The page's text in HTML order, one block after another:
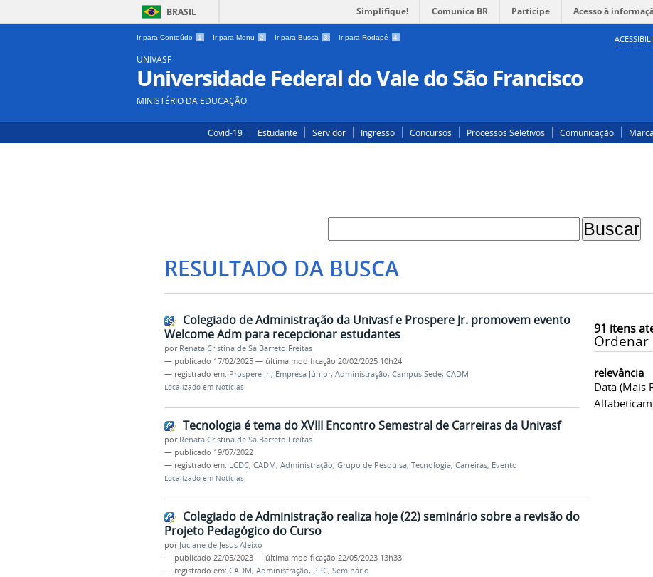
BRASIL Simplifique! Comunica BR Participe Acesso à
Ir para Conteúdo 1 Ir para Menu 2 Ir para Busca 3 Ir para Rodapé 4
UNIVASF
Universidade Federal do Vale do São Francisco
MINISTÉRIO DA EDUCAÇÃO
Covid-19 Estudante Servidor Ingresso Concursos Processos Seletivos Comunicação
RESULTADO DA BUSCA
91 itens
Ordenar
relevância
Data (mais
Colegiado de Administração da Univasf e Prospere Jr. promovem evento
Welcome Adm para recepcionar estudantes
por Renata Cristina de Sá Barreto Freitas
— publicado 17/02/2025 — última modificação 20/02/2025 10h24
— registrado em: Prospere Jr., Empresa Júnior, Administração, Campus Sede, CADM
Localizado em Notícias
Tecnologia é tema do XVIII Encontro Semestral de Carreiras da Univasf
por Renata Cristina de Sá Barreto Freitas
— publicado 19/07/2022
— registrado em: LCDC, CADM, Administração, Grupo de Pesquisa, Tecnologia, Carreiras, Evento
Localizado em Notícias
Colegiado de Administração realiza hoje (22) seminário sobre a revisão do
Projeto Pedagógico do Curso
por Juciane de Jesus Aleixo
— publicado 22/05/2023 — última modificação 22/05/2023 13h33
— registrado em: CADM, Administração, PPC, Seminário